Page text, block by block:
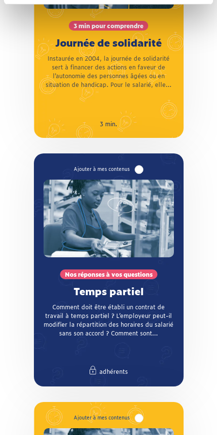
3 min pour comprendre
Journée de solidarité
Instaurée en 2004, la journée de solidarité
sert à financer des actions en faveur de
l’autonomie des personnes âgées ou en
situation de handicap. Pour le salarié, elle...
3 min.
l’autonomie des personnes âgées ou en
situation de handicap. Pour le salarié, elle se
traduit en principe par une journée de travail
supplémentaire non rémunérée. Quel jour a-
t-elle lieu ? Est-elle obligatoire pour tous les
salariés ? Comment doit-elle être mise en
place dans les entreprises ? La CFTC vous
aide à comprendre !
3 min.
Nos réponses à vos questions
Temps partiel
Comment doit être établi un contrat de
travail à temps partiel ? L’employeur peut-il
modifier la répartition des horaires du salarié
sans son accord ? Comment sont...
adhérents
Nos réponses à vos questions
Temps partiel
Comment doit être établi un contrat de
travail à temps partiel ? L’employeur peut-il
modifier la répartition des horaires du salarié
les jours de congés payés du salarié à temps
partiel ? La CFTC répond à vos questions !
adhérents